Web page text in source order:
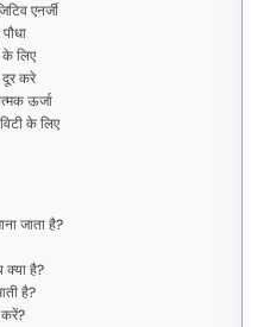
एनर्जी
के लिए
दूर करे
ऊर्जा
के लिए
जाता है?
क्या है?
है?